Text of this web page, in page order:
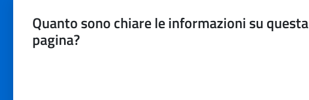
Quanto sono chiare le informazioni su questa
pagina?